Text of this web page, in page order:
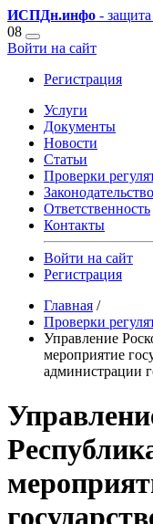
ИСПДн.инфо -
08
Войти на сайт
Регистрация
Услуги
Документы
Новости
Статьи
Проверки
Законодательство
Ответственность
Контакты
Войти на сайт
Регистрация
Главная /
Проверки
Управление
мероприятие
администрации